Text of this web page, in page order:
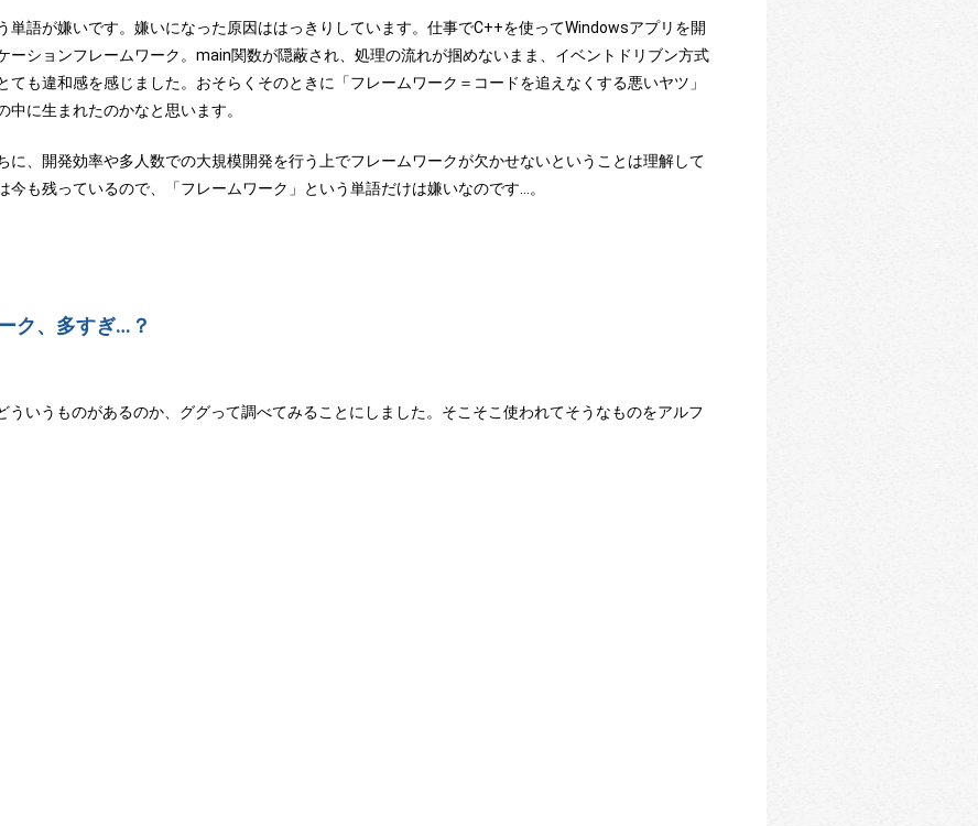
単語が嫌いです。嫌いになった原因ははっきりしています。仕事でC++を使ってWindowsアプリを開
ーションフレームワーク。main関数が隠蔽され、処理の流れが掴めないまま、イベントドリブン方式
ても違和感を感じました。おそらくそのときに「フレームワーク＝コードを追えなくする悪いヤツ」
に生まれたのかなと思います。
に、開発効率や多人数での大規模開発を行う上でフレームワークが欠かせないということは理解して
今も残っているので、「フレームワーク」という単語だけは嫌いなのです…。
ク、多すぎ…？
ういうものがあるのか、ググって調べてみることにしました。そこそこ使われてそうなものをアルフ